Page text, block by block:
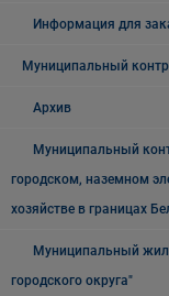
Информация для
Муниципальный
Архив
Муниципальный
городском, наземном
хозяйстве в границах
Муниципальный
городского округа"